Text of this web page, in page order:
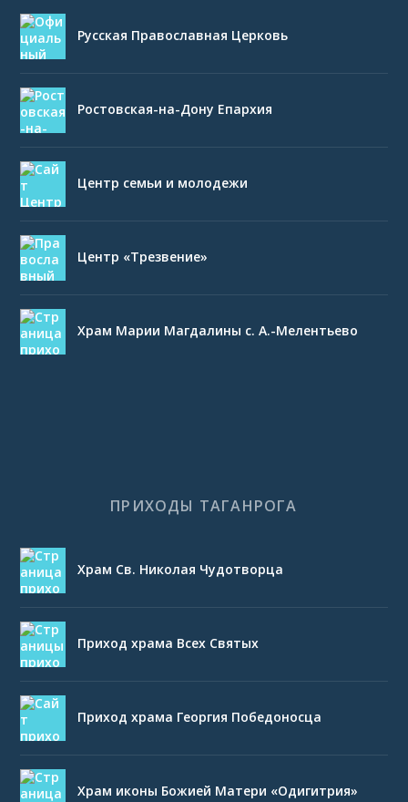
Русская Православная Церковь
Ростовская-на-Дону Епархия
Центр семьи и молодежи
Центр «Трезвение»
Храм Марии Магдалины с. А.-Мелентьево
ПРИХОДЫ ТАГАНРОГА
Храм Св. Николая Чудотворца
Приход храма Всех Святых
Приход храма Георгия Победоносца
Храм иконы Божией Матери «Одигитрия»